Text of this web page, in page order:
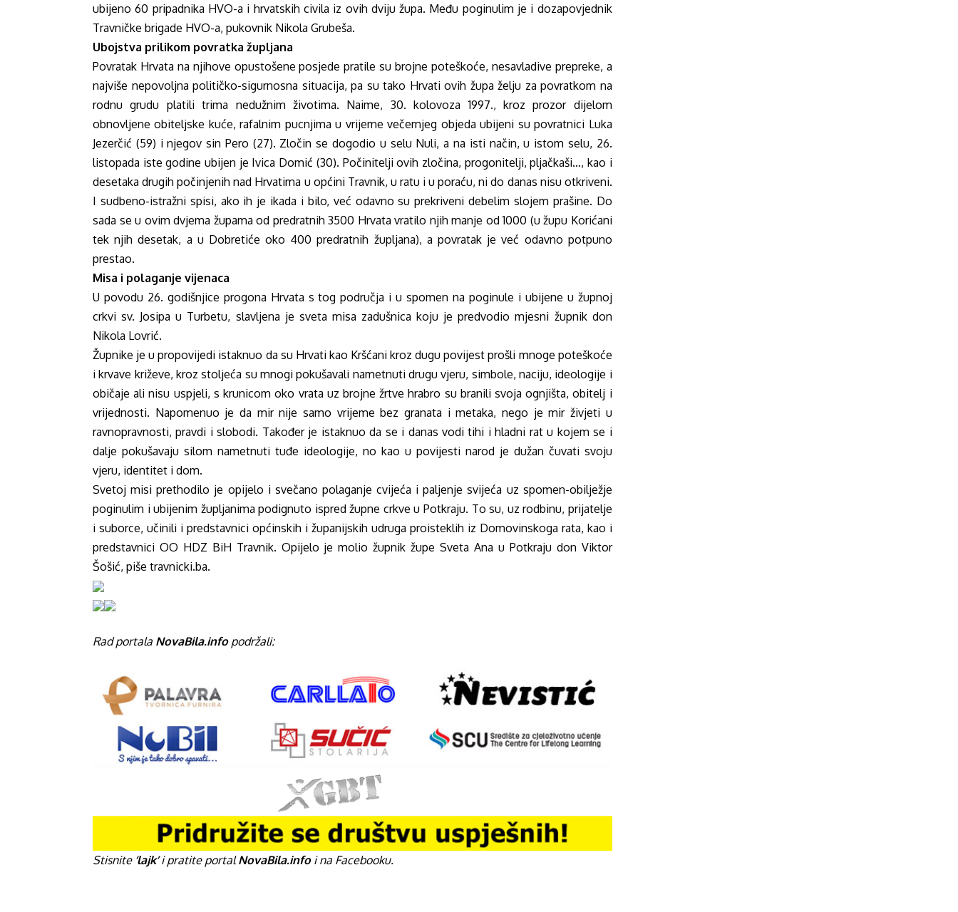
ubijeno 60 pripadnika HVO-a i hrvatskih civila iz ovih dviju župa. Među poginulim je i dozapovjednik
Travničke brigade HVO-a, pukovnik Nikola Grubeša.
Ubojstva prilikom povratka župljana
Povratak Hrvata na njihove opustošene posjede pratile su brojne poteškoće, nesavladive prepreke, a
najviše nepovoljna političko-sigurnosna situacija, pa su tako Hrvati ovih župa želju za povratkom na
rodnu grudu platili trima nedužnim životima. Naime, 30. kolovoza 1997., kroz prozor dijelom
obnovljene obiteljske kuće, rafalnim pucnjima u vrijeme večernjeg objeda ubijeni su povratnici Luka
Jezerčić (59) i njegov sin Pero (27). Zločin se dogodio u selu Nuli, a na isti način, u istom selu, 26.
listopada iste godine ubijen je Ivica Domić (30). Počinitelji ovih zločina, progonitelji, pljačkaši…, kao i
desetaka drugih počinjenih nad Hrvatima u općini Travnik, u ratu i u poraću, ni do danas nisu otkriveni.
I sudbeno-istražni spisi, ako ih je ikada i bilo, već odavno su prekriveni debelim slojem prašine. Do
sada se u ovim dvjema župama od predratnih 3500 Hrvata vratilo njih manje od 1000 (u župu Korićani
tek njih desetak, a u Dobretiće oko 400 predratnih župljana), a povratak je već odavno potpuno
prestao.
Misa i polaganje vijenaca
U povodu 26. godišnjice progona Hrvata s tog područja i u spomen na poginule i ubijene u župnoj
crkvi sv. Josipa u Turbetu, slavljena je sveta misa zadušnica koju je predvodio mjesni župnik don
Nikola Lovrić.
Župnike je u propovijedi istaknuo da su Hrvati kao Kršćani kroz dugu povijest prošli mnoge poteškoće
i krvave križeve, kroz stoljeća su mnogi pokušavali nametnuti drugu vjeru, simbole, naciju, ideologije i
običaje ali nisu uspjeli, s krunicom oko vrata uz brojne žrtve hrabro su branili svoja ognjišta, obitelj i
vrijednosti. Napomenuo je da mir nije samo vrijeme bez granata i metaka, nego je mir živjeti u
ravnopravnosti, pravdi i slobodi. Također je istaknuo da se i danas vodi tihi i hladni rat u kojem se i
dalje pokušavaju silom nametnuti tuđe ideologije, no kao u povijesti narod je dužan čuvati svoju
vjeru, identitet i dom.
Svetoj misi prethodilo je opijelo i svečano polaganje cvijeća i paljenje svijeća uz spomen-obilježje
poginulim i ubijenim župljanima podignuto ispred župne crkve u Potkraju. To su, uz rodbinu, prijatelje
i suborce, učinili i predstavnici općinskih i županijskih udruga proisteklih iz Domovinskoga rata, kao i
predstavnici OO HDZ BiH Travnik. Opijelo je molio župnik župe Sveta Ana u Potkraju don Viktor
Šošić, piše travnicki.ba.
Rad portala NovaBila.info podržali:
Stisnite ‘lajk’i pratite portalNovaBila.infoi na Facebooku.